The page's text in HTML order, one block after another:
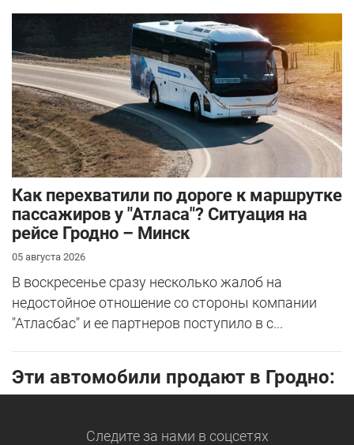
Как перехватили по дороге к маршрутке
пассажиров у "Атласа"? Ситуация на
рейсе Гродно – Минск
05 августа 2026
В воскресенье сразу несколько жалоб на
недостойное отношение со стороны компании
"Атласбас" и ее партнеров поступило в с...
Эти автомобили продают в Гродно:
Следите за нами в соцсетях